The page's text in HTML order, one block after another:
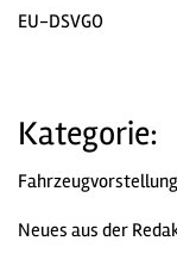
EU-DSVGO
Kategorie:
Neues aus der